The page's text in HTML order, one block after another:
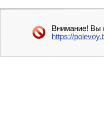
Внимание! Вы
https://